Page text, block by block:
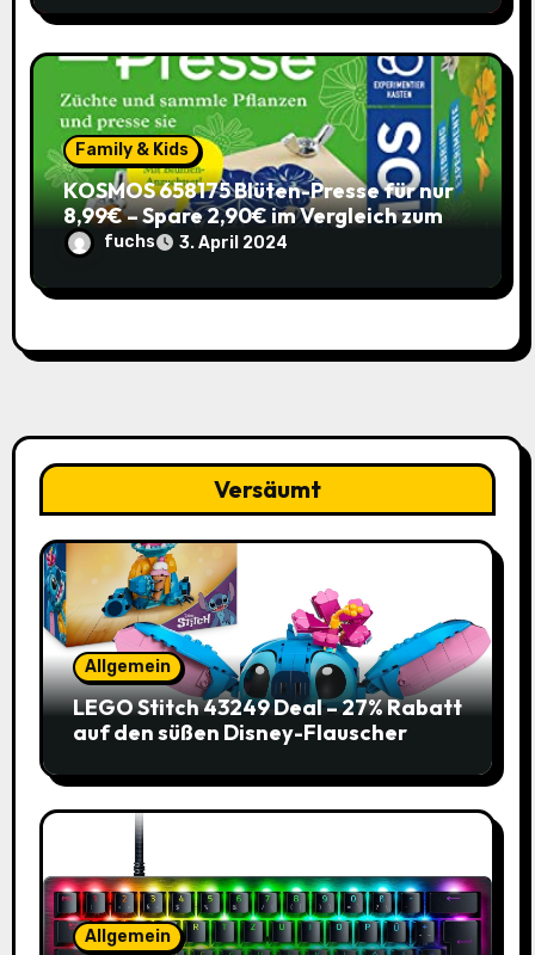
Family & Kids
KOSMOS 658175 Blüten-Presse für nur
8,99€ – Spare 2,90€ im Vergleich zum
alten Preis!
fuchs 3. April 2024
Versäumt
Allgemein
LEGO Stitch 43249 Deal – 27% Rabatt
auf den süßen Disney-Flauscher
Allgemein